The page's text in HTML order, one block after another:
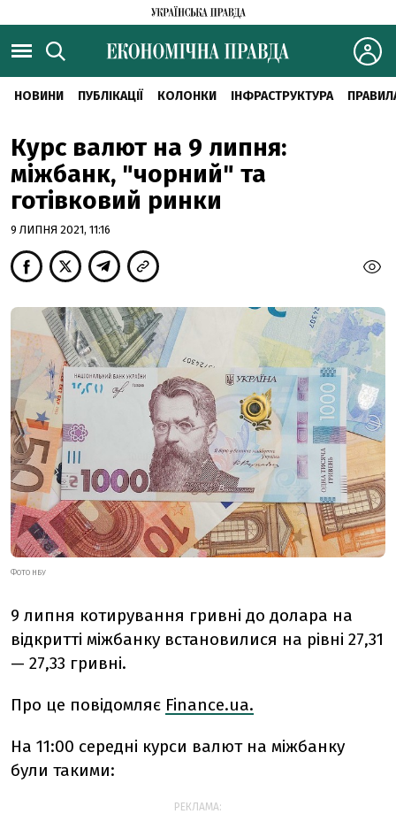
НОВИНИ ПУБЛІКАЦІЇ КОЛОНКИ ІНФРАСТРУКТУРА
Курс валют на 9 липня:
міжбанк, "чорний" та
готівковий ринки
9 ЛИПНЯ 2021, 11:16
ФОТО НБУ
9 липня котирування гривні до долара на
відкритті міжбанку встановилися на рівні 27,31
— 27,33 гривні.
Про це повідомляє Finance.ua.
На 11:00 середні курси валют на міжбанку
були такими:
РЕКЛАМА: